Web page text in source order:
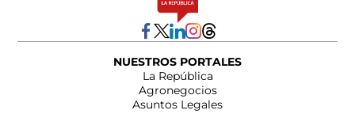
NUESTROS PORTALES
La República
Agronegocios
Asuntos Legales